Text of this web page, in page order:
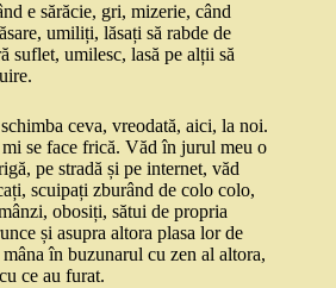
e sărăcie, gri, mizerie, când
umiliți, lăsați să rabde de
suflet, umilesc, lasă pe alții să
ceva, vreodată, aici, la noi.
se face frică. Văd în jurul meu o
pe stradă și pe internet, văd
scuipați zburând de colo colo,
obosiți, sătui de propria
și asupra altora plasa lor de
în buzunarul cu zen al altora,
ce au furat.